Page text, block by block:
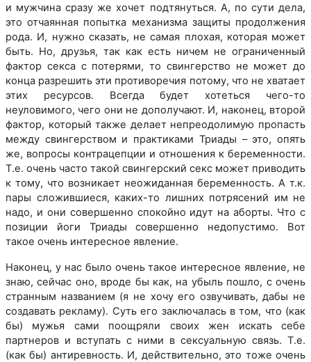
и мужчина сразу же хочет подтянуться. А, по сути дела,
это отчаянная попытка механизма защиты продолжения
рода. И, нужно сказать, не самая плохая, которая может
быть. Но, друзья, так как есть ничем не ограниченный
фактор секса с потерями, то свингерство не может до
конца разрешить эти противоречия потому, что не хватает
этих ресурсов. Всегда будет хотеться чего-то
неуловимого, чего они не дополучают. И, наконец, второй
фактор, который также делает непреодолимую пропасть
между свингерством и практиками Триады – это, опять
же, вопросы контрацепции и отношения к беременности.
Т.е. очень часто такой свингерский секс может приводить
к тому, что возникает неожиданная беременность. А т.к.
пары сложившиеся, каких-то лишних потрясений им не
надо, и они совершенно спокойно идут на аборты. Что с
позиции йоги Триады совершенно недопустимо. Вот
такое очень интересное явление.
Наконец, у нас было очень такое интересное явление, не
знаю, сейчас оно, вроде бы как, на убыль пошло, с очень
странным названием (я не хочу его озвучивать, дабы не
создавать рекламу). Суть его заключалась в том, что (как
бы) мужья сами поощряли своих жен искать себе
партнеров и вступать с ними в сексуальную связь. Т.е.
(как бы) антиревность. И, действительно, это тоже очень